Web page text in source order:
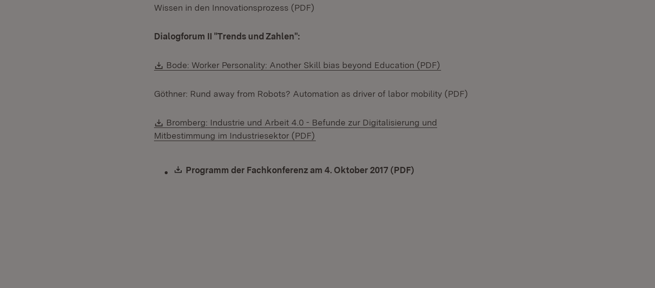
Wissen in den Innovationsprozess (PDF)
Dialogforum II "Trends und Zahlen":
Download:
Bode: Worker Personality: Another Skill bias beyond Education (PDF)
Göthner: Rund away from Robots? Automation as driver of labor mobility (PDF)
Download:
Bromberg: Industrie und Arbeit 4.0 - Befunde zur Digitalisierung und
Mitbestimmung im Industriesektor (PDF)
Download:
Programm der Fachkonferenz am 4. Oktober 2017 (PDF)